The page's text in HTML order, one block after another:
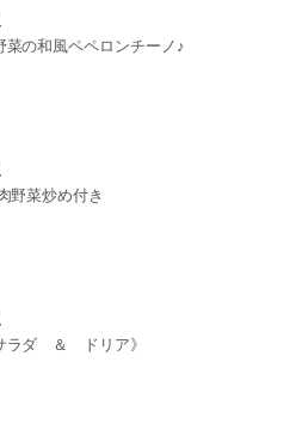
菜の和風ペペロンチーノ♪
野菜炒め付き
ラダ ＆ ドリア》